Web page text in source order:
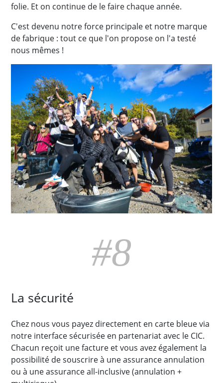
folie. Et on continue de le faire chaque année.
C'est devenu notre force principale et notre marque
de fabrique : tout ce que l'on propose on l'a testé
nous mêmes !
#8
La sécurité
Chez nous vous payez directement en carte bleue via
notre interface sécurisée en partenariat avec le CIC.
Chacun reçoit une facture et vous avez également la
possibilité de souscrire à une assurance annulation
ou à une assurance all-inclusive (annulation +